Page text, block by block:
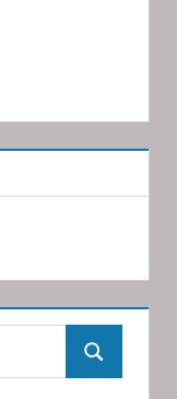
Search